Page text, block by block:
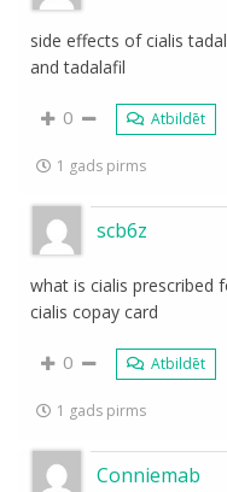
side effects of cialis
and tadalafil
0 Atbildēt
1 gads pirms
scb6z
what is cialis prescribed
cialis copay card
0 Atbildēt
1 gads pirms
Conniemab